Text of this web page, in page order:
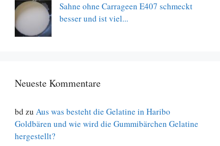
Sahne ohne Carrageen E407 schmeckt
besser und ist viel...
Neueste Kommentare
bd zu Aus was besteht die Gelatine in Haribo
Goldbären und wie wird die Gummibärchen Gelatine
hergestellt?